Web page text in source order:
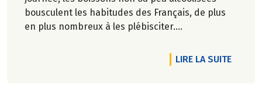
bousculent les habitudes des Français, de plus
en plus nombreux à les plébisciter.
LIRE LA SUITEDE